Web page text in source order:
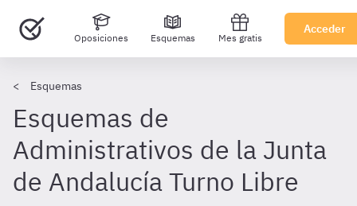
Oposiciones Esquemas Mes gratis
Acceder
Esquemas
Esquemas de
Administrativos de la Junta
de Andalucía Turno Libre